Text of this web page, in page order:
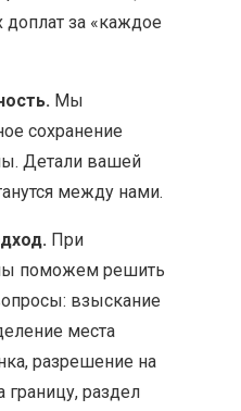
за «каждое
Мы
сохранение
Детали вашей
между нами.
При
поможем решить
взыскание
места
разрешение на
границу, раздел